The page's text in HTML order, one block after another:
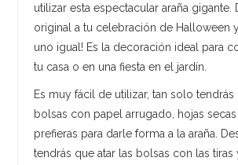
utilizar esta espectacular araña gigante.
original a tu celebración de Halloween
uno igual! Es la decoración ideal para
tu casa o en una fiesta en el jardín.
Es muy fácil de utilizar, tan solo
bolsas con papel arrugado, hojas
prefieras para darle forma a la araña.
tendrás que atar las bolsas con las tiras